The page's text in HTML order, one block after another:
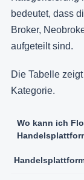
bedeutet, dass
Broker,
aufgeteilt sind.
Die Tabelle
Kategorie.
Wo kann ich